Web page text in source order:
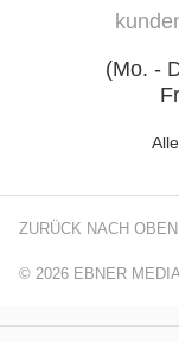
(Mo. -
© 2026 EBNER
ZURÜCK NACH OBEN